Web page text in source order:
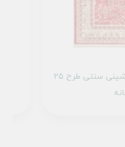
فرش ماشینی سنتی طرح 25CS0270 زرشکی